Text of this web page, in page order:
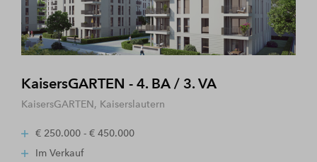
KaisersGARTEN - 4. BA / 3. VA
KaisersGARTEN, Kaiserslautern
€ 250.000 - € 450.000
Im Verkauf